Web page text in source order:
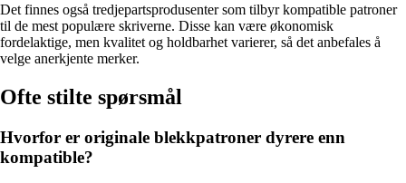
Det finnes også tredjepartsprodusenter som tilbyr kompatible patroner
til de mest populære skriverne. Disse kan være økonomisk
fordelaktige, men kvalitet og holdbarhet varierer, så det anbefales å
velge anerkjente merker.
Ofte stilte spørsmål
Hvorfor er originale blekkpatroner dyrere enn
kompatible?